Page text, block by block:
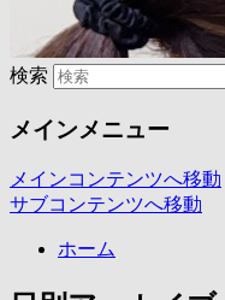
検索
メインメニュー
メインコンテンツへ移動
サブコンテンツへ移動
ホーム